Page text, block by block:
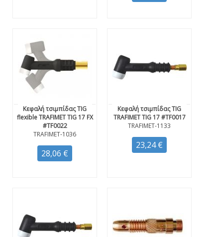
Κεφαλή τσιμπίδας TIG
flexible TRAFIMET TIG 17 FX
#TF0022
TRAFIMET-1036
28,06 €
Κεφαλή τσιμπίδας TIG
TRAFIMET TIG 17 #TF0017
TRAFIMET-1133
23,24 €